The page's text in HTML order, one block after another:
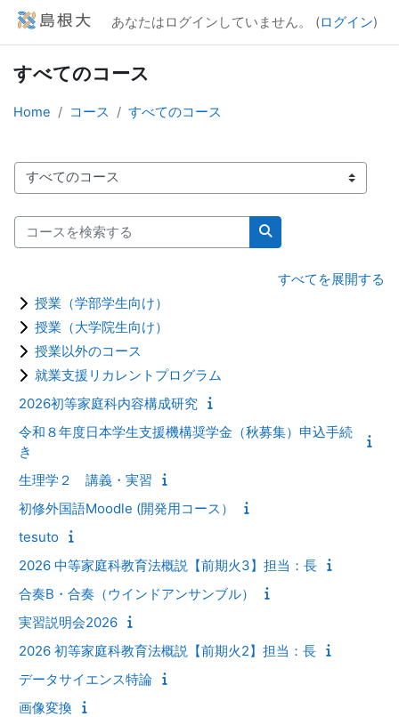
メインコンテンツへスキップする
あなたはログインしていません。 (ログイン)
すべてのコース
Home コース すべてのコース
コースカテゴリ
コースを検索する
コースを検索する
すべてを展開する
授業（学部学生向け）
授業（大学院生向け）
授業以外のコース
就業支援リカレントプログラム
2026初等家庭科内容構成研究
令和８年度日本学生支援機構奨学金（秋募集）申込手続
き
生理学２ 講義・実習
初修外国語Moodle (開発用コース）
tesuto
2026 中等家庭科教育法概説【前期火3】担当：長
合奏B・合奏（ウインドアンサンブル）
実習説明会2026
2026 初等家庭科教育法概説【前期火2】担当：長
データサイエンス特論
画像変換